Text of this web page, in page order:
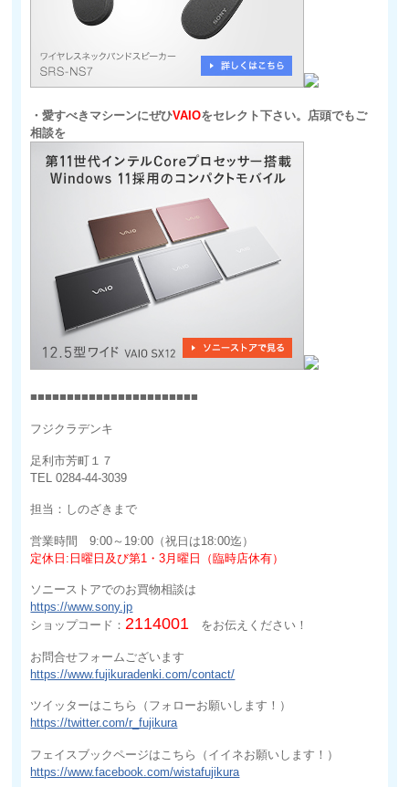
・愛すべきマシーンにぜひVAIOをセレクト下さい。店頭でもご
相談を
■■■■■■■■■■■■■■■■■■■■■■■
フジクラデンキ
足利市芳町１７
TEL 0284-44-3039
担当：しのざきまで
営業時間 9:00～19:00（祝日は18:00迄）
定休日:日曜日及び第1・3月曜日（臨時店休有）
ソニーストアでのお買物相談は
https://www.sony.jp
ショップコード：2114001 をお伝えください！
お問合せフォームございます
https://www.fujikuradenki.com/contact/
ツイッターはこちら（フォローお願いします！）
https://twitter.com/r_fujikura
フェイスブックページはこちら（イイネお願いします！）
https://www.facebook.com/wistafujikura